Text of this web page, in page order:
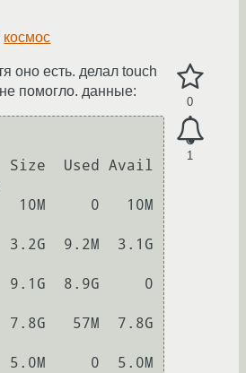
космос
0
1
оно есть. делал touch
помогло. данные:
Used Avail
0   10M
9.2M  3.1G
8.9G     0
57M  7.8G
0  5.0M